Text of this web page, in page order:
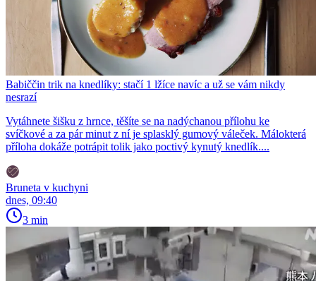
Babiččin trik na knedlíky: stačí 1 lžíce navíc a už se vám nikdy
nesrazí
Vytáhnete šišku z hrnce, těšíte se na nadýchanou přílohu ke
svíčkové a za pár minut z ní je splasklý gumový váleček. Málokterá
příloha dokáže potrápit tolik jako poctivý kynutý knedlík....
Bruneta v kuchyni
dnes, 09:40
3 min